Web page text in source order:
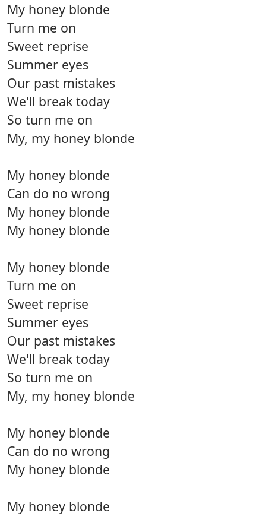
My honey blonde
Turn me on
Sweet reprise
Summer eyes
Our past mistakes
We'll break today
So turn me on
My, my honey blonde
My honey blonde
Can do no wrong
My honey blonde
My honey blonde
My honey blonde
Turn me on
Sweet reprise
Summer eyes
Our past mistakes
We'll break today
So turn me on
My, my honey blonde
My honey blonde
Can do no wrong
My honey blonde
My honey blonde